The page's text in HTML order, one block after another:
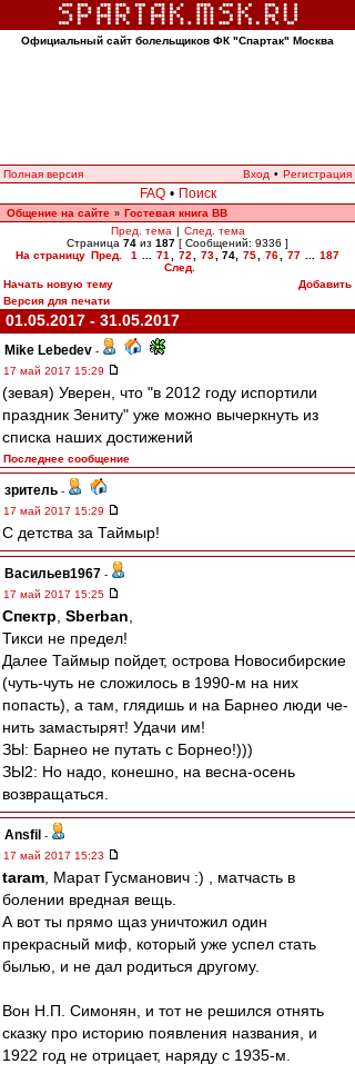
Официальный сайт болельщиков ФК "Спартак" Москва
Полная версия Вход • Регистрация
FAQ • Поиск
Общение на сайте » Гостевая книга ВВ
Пред. тема | След. тема
Страница 74 из 187 [ Сообщений: 9336 ]
На страницу Пред. 1 71 72 73 74 75 76 77
187
След.
Начать новую тему
Добавить
Версия для печати
01.05.2017 - 31.05.2017
Mike Lebedev -
17 май 2017 15:29
(зевая) Уверен, что "в 2012 году испортили
праздник Зениту" уже можно вычеркнуть из
списка наших достижений
Последнее сообщение
зpитель -
17 май 2017 15:29
С детства за Таймыр!
Васильев1967 -
17 май 2017 15:25
Спектр Sberban
Тикси не предел!
Далее Таймыр пойдет, острова Новосибирские
(чуть-чуть не сложилось в 1990-м на них
попасть), а там, глядишь и на Барнео люди че-
нить замастырят! Удачи им!
ЗЫ: Барнео не путать с Борнео!)))
ЗЫ2: Но надо, конешно, на весна-осень
возвращаться.
Ansfil -
17 май 2017 15:23
taram , Марат Гусманович :) , матчасть в
болении вредная вещь.
А вот ты прямо щаз уничтожил один
прекрасный миф, который уже успел стать
былью, и не дал родиться другому.
Вон Н.П. Симонян, и тот не решился отнять
сказку про историю появления названия, и
1922 год не отрицает, наряду с 1935-м.